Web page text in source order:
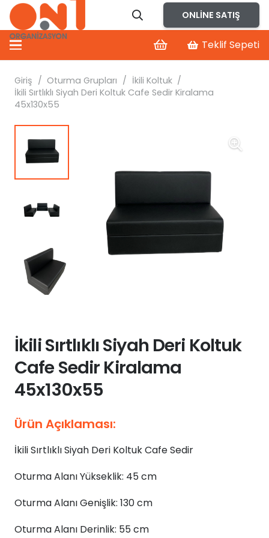
ONLINE SATIŞ
Teklif Sepeti
Giriş / Oturma Grupları / İkili Koltuk /
İkili Sırtlıklı Siyah Deri Koltuk Cafe Sedir Kiralama
45x130x55
İkili Sırtlıklı Siyah Deri Koltuk
Cafe Sedir Kiralama
45x130x55
Ürün Açıklaması:
İkili Sırtlıklı Siyah Deri Koltuk Cafe Sedir
Oturma Alanı Yükseklik: 45 cm
Oturma Alanı Genişlik: 130 cm
Oturma Alanı Derinlik: 55 cm